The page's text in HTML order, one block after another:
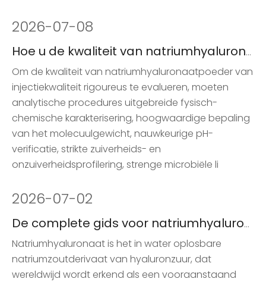
2026-07-08
Hoe u de kwaliteit van natriumhyaluronaatpoeder kunt testen
Om de kwaliteit van natriumhyaluronaatpoeder van
injectiekwaliteit rigoureus te evalueren, moeten
analytische procedures uitgebreide fysisch-
chemische karakterisering, hoogwaardige bepaling
van het molecuulgewicht, nauwkeurige pH-
verificatie, strikte zuiverheids- en
onzuiverheidsprofilering, strenge microbiële li
2026-07-02
De complete gids voor natriumhyaluronaat in huidverzorging
Natriumhyaluronaat is het in water oplosbare
natriumzoutderivaat van hyaluronzuur, dat
wereldwijd wordt erkend als een vooraanstaand